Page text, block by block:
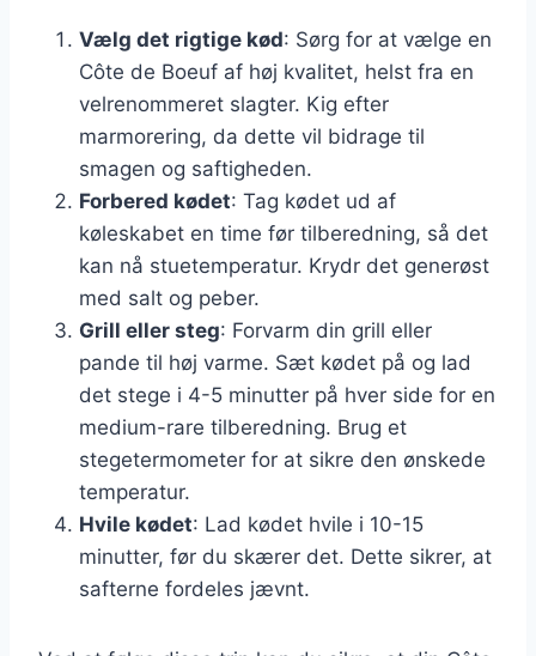
Vælg det rigtige kød: Sørg for at vælge en
Côte de Boeuf af høj kvalitet, helst fra en
velrenommeret slagter. Kig efter
marmorering, da dette vil bidrage til
smagen og saftigheden.
Forbered kødet: Tag kødet ud af
køleskabet en time før tilberedning, så det
kan nå stuetemperatur. Krydr det generøst
med salt og peber.
Grill eller steg: Forvarm din grill eller
pande til høj varme. Sæt kødet på og lad
det stege i 4-5 minutter på hver side for en
medium-rare tilberedning. Brug et
stegetermometer for at sikre den ønskede
temperatur.
Hvile kødet: Lad kødet hvile i 10-15
minutter, før du skærer det. Dette sikrer, at
safterne fordeles jævnt.